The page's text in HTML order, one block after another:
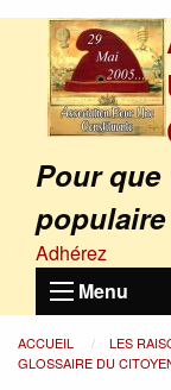
Pour que
Adhérez
Menu
ACCUEIL
LES
GLOSSAIRE DU